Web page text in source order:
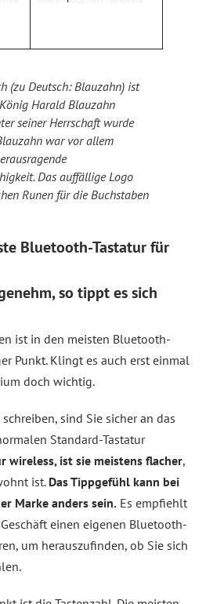
(zu Deutsch: Blauzahn) ist
Harald Blauzahn
seiner Herrschaft wurde
war vor allem
Das auffällige Logo
Runen für die Buchstaben
Bluetooth-Tastatur für
so tippt es sich
ist in den meisten Bluetooth-
Punkt. Klingt es auch erst einmal
doch wichtig.
sind Sie sicher an das
Standard-Tastatur
wireless, ist sie meistens flacher,
ist. Das Tippgefühl kann bei
Marke anders sein. Es empfiehlt
einen eigenen Bluetooth-
um herauszufinden, ob Sie sich